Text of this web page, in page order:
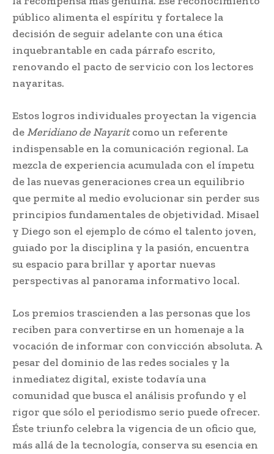
público alimenta el espíritu y fortalece la
decisión de seguir adelante con una ética
inquebrantable en cada párrafo escrito,
renovando el pacto de servicio con los lectores
nayaritas.
Estos logros individuales proyectan la vigencia
de Meridiano de Nayaritcomo un referente
indispensable en la comunicación regional. La
mezcla de experiencia acumulada con el ímpetu
de las nuevas generaciones crea un equilibrio
que permite al medio evolucionar sin perder sus
principios fundamentales de objetividad. Misael
y Diego son el ejemplo de cómo el talento joven,
guiado por la disciplina y la pasión, encuentra
su espacio para brillar y aportar nuevas
perspectivas al panorama informativo local.
Los premios trascienden a las personas que los
reciben para convertirse en un homenaje a la
vocación de informar con convicción absoluta. A
pesar del dominio de las redes sociales y la
inmediatez digital, existe todavía una
comunidad que busca el análisis profundo y el
rigor que sólo el periodismo serio puede ofrecer.
Éste triunfo celebra la vigencia de un oficio que,
más allá de la tecnología, conserva su esencia en